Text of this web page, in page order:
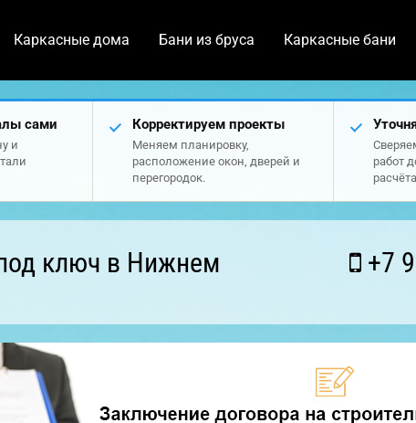
Каркасные дома Бани из бруса Каркасные бани
сами
и
Корректируем проекты
Меняем планировку,
расположение окон, дверей и
перегородок.
работ
ключ в Нижнем
+7